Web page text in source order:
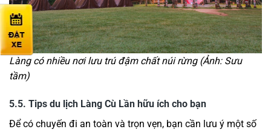
Làng có nhiều nơi lưu trú đậm chất núi rừng (Ảnh: Sưu
tầm)
5.5. Tips du lịch Làng Cù Lần hữu ích cho bạn
Để có chuyến đi an toàn và trọn vẹn, bạn cần lưu ý một số